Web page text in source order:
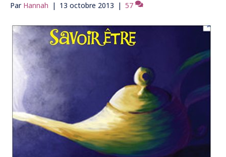
Par Hannah | 13 octobre 2013 | 57